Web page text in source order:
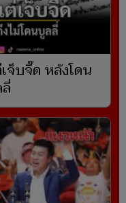
จ็บจี๊ด หลังโดน